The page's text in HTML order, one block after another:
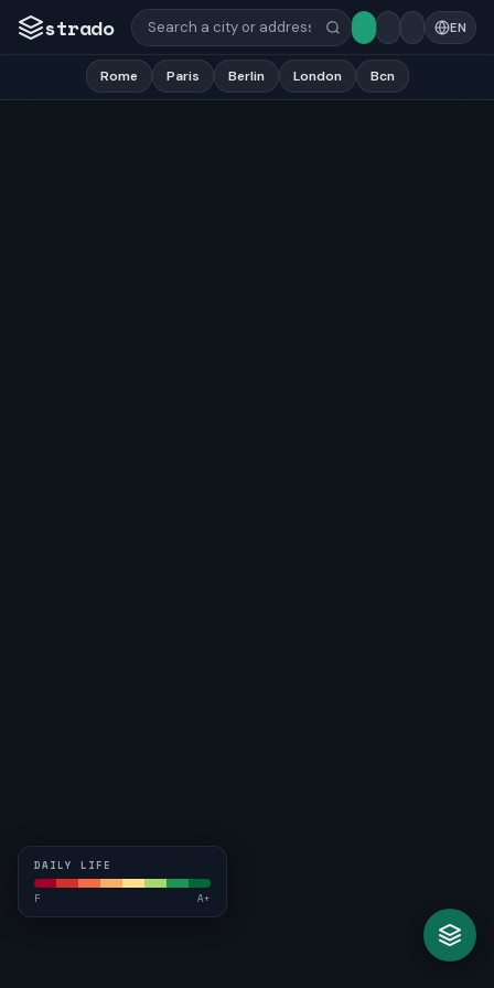
strado EN
Rome Paris Berlin London Bcn
DAILY LIFE
F A+